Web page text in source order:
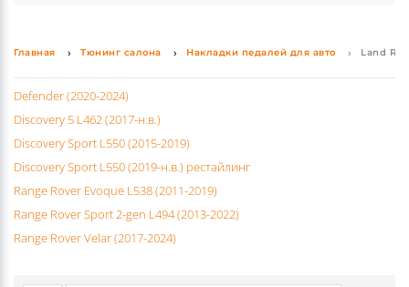
от мелких повреждений и не очень советуем
капота.
Главная Тюнинг салона Накладки педалей для авто Land
Defender (2020-2024)
Discovery 5 L462 (2017-н.в.)
Discovery Sport L550 (2015-2019)
Discovery Sport L550 (2019-н.в.) рестайлинг
Range Rover Evoque L538 (2011-2019)
Range Rover Sport 2-gen L494 (2013-2022)
Range Rover Velar (2017-2024)